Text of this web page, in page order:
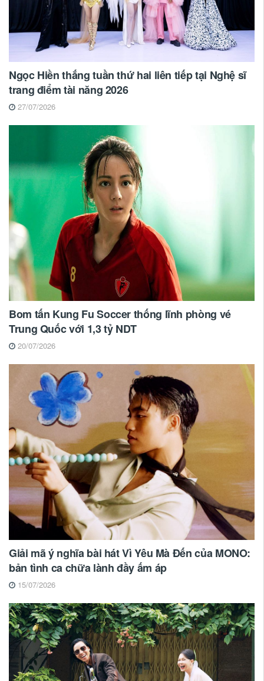
Ngọc Hiền thắng tuần thứ hai liên tiếp tại Nghệ sĩ
trang điểm tài năng 2026
27/07/2026
Bom tấn Kung Fu Soccer thống lĩnh phòng vé
Trung Quốc với 1,3 tỷ NDT
20/07/2026
Giải mã ý nghĩa bài hát Vì Yêu Mà Đến của MONO:
bản tình ca chữa lành đầy ấm áp
15/07/2026